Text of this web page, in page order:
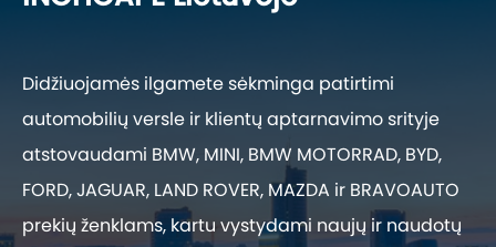
Didžiuojamės ilgamete sėkminga patirtimi
automobilių versle ir klientų aptarnavimo srityje
atstovaudami BMW, MINI, BMW MOTORRAD, BYD,
FORD, JAGUAR, LAND ROVER, MAZDA ir BRAVOAUTO
prekių ženklams, kartu vystydami naujų ir naudotų